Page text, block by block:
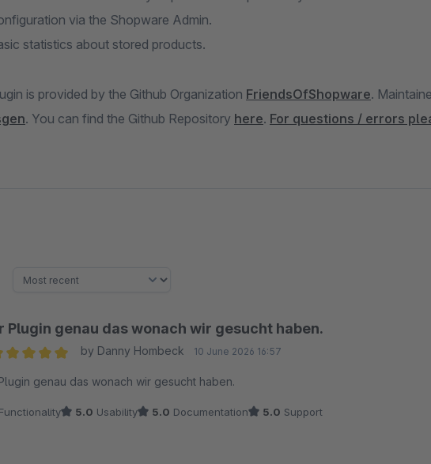
via the Shopware Admin.
statistics about stored products.
is provided by the Github Organization FriendsOfShopware.
. You can find the Github Repository here. For questions / errors
Plugin genau das wonach wir gesucht haben.
by Danny Hombeck 10 June 2026 16:57
genau das wonach wir gesucht haben.
Functionality 5.0 Usability 5.0 Documentation 5.0 Support